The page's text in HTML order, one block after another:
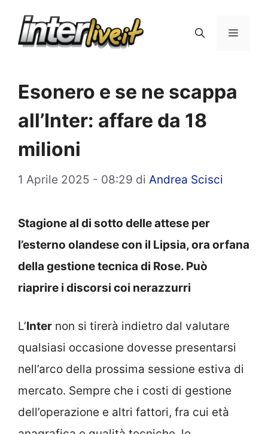
Menu
Esonero e se ne scappa
all’Inter: affare da 18
milioni
1 Aprile 2025 - 08:29 di Andrea Scisci
Stagione al di sotto delle attese per
l’esterno olandese con il Lipsia, ora orfana
della gestione tecnica di Rose. Può
riaprire i discorsi coi nerazzurri
L’Inter non si tirerà indietro dal valutare
qualsiasi occasione dovesse presentarsi
nell’arco della prossima sessione estiva di
mercato. Sempre che i costi di gestione
dell’operazione e altri fattori, fra cui età